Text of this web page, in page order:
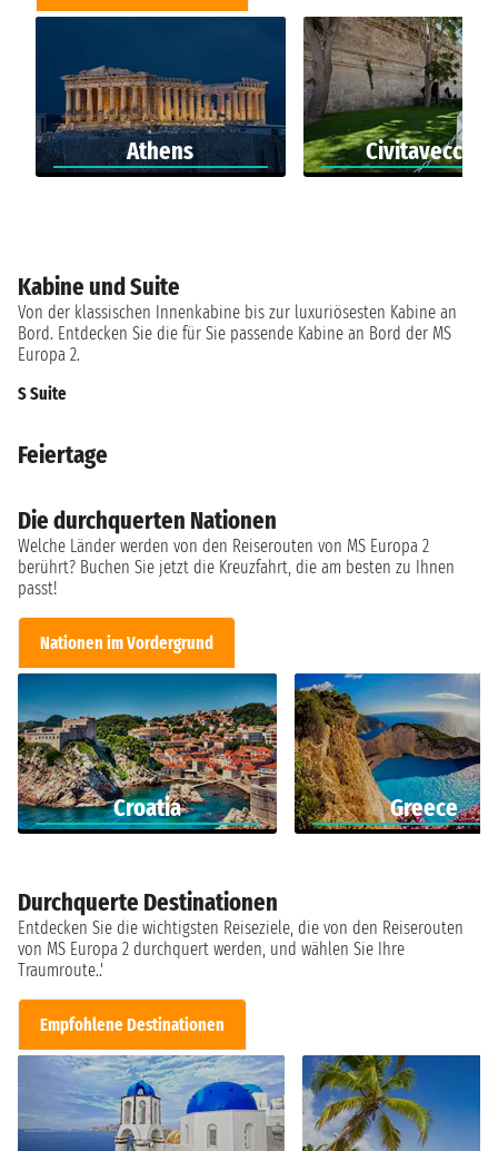
Athens Civitavecchia
Kabine und Suite
Von der klassischen Innenkabine bis zur luxuriösesten Kabine an
Bord. Entdecken Sie die für Sie passende Kabine an Bord der MS
Europa 2.
S Suite
Feiertage
Die durchquerten Nationen
Welche Länder werden von den Reiserouten von MS Europa 2
berührt? Buchen Sie jetzt die Kreuzfahrt, die am besten zu Ihnen
passt!
Nationen im Vordergrund
Croatia Greece
Durchquerte Destinationen
Entdecken Sie die wichtigsten Reiseziele, die von den Reiserouten
von MS Europa 2 durchquert werden, und wählen Sie Ihre
Traumroute..'
Empfohlene Destinationen